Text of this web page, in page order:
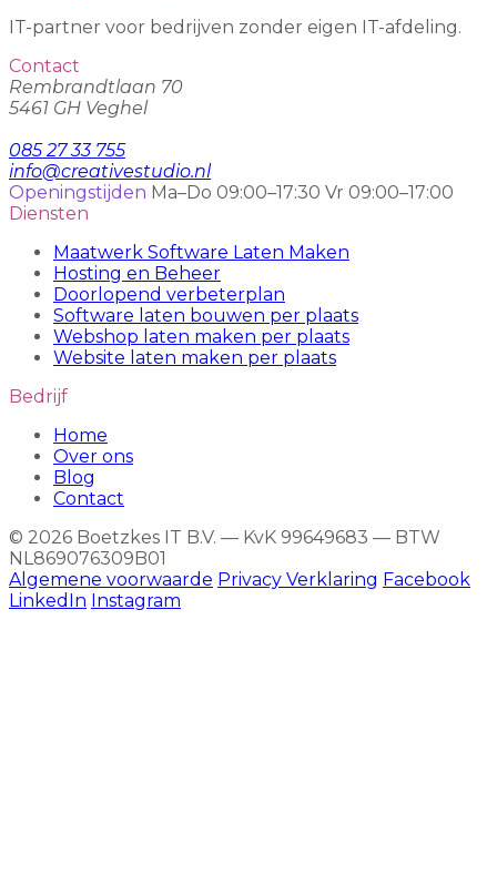
IT-partner voor bedrijven zonder eigen IT-afdeling.
Contact
Rembrandtlaan 70
5461 GH Veghel
085 27 33 755
info@creativestudio.nl
Openingstijden Ma–Do 09:00–17:30 Vr 09:00–17:00
Diensten
Maatwerk Software Laten Maken
Hosting en Beheer
Doorlopend verbeterplan
Software laten bouwen per plaats
Webshop laten maken per plaats
Website laten maken per plaats
Bedrijf
Home
Over ons
Blog
Contact
© 2026 Boetzkes IT B.V. — KvK 99649683 — BTW
NL869076309B01
Algemene voorwaarde Privacy Verklaring Facebook
LinkedIn Instagram